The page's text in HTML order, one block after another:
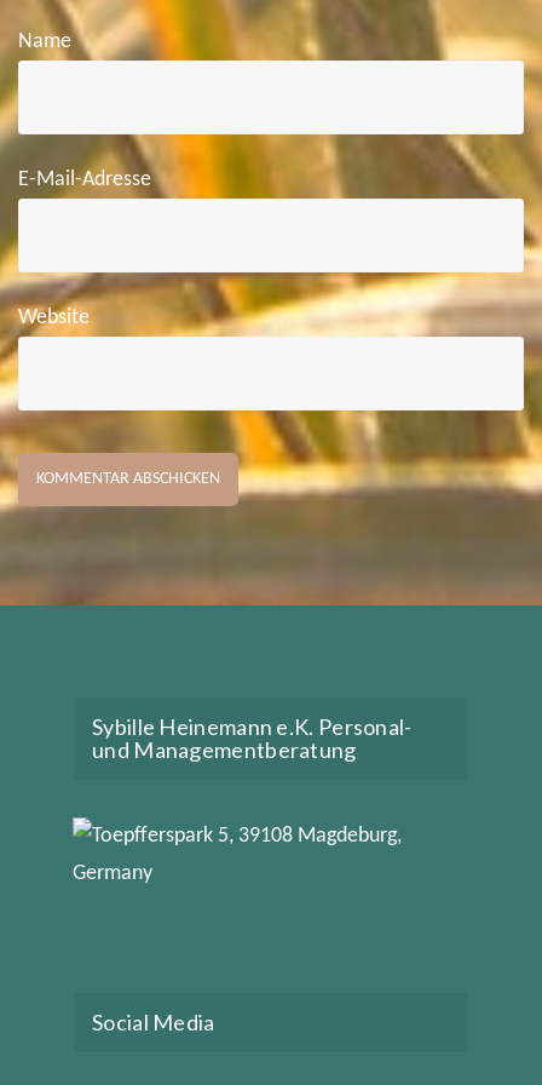
Name
E-Mail-Adresse
Website
Sybille Heinemann e.K. Personal-
und Managementberatung
Social Media